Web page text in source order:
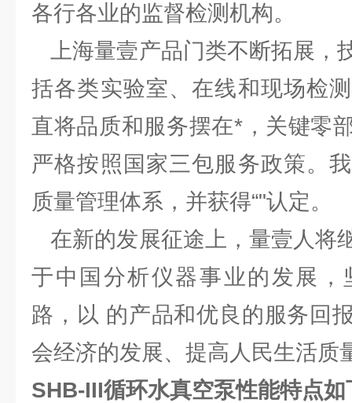
各行各业的监督检测机构。
上海量壹产品门类不断拓展，
括各类实验室、在线和现场检
直将品质和服务摆在*，关键零
严格按照国家三包服务政策。
质量管理体系，并获得“"认定。
在新的发展征途上，量壹人将
于中国分析仪器事业的发展，
路，以 的产品和优良的服务回
会经济的发展、提高人民生活质
SHB-III循环水真空泵性能特点如